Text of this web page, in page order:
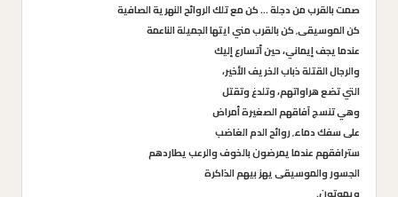
صمت بالقرب من دجلة … كن مع تلك الروائح النهرية الصافية
كن الموسيقى٬ كن بالقرب مني ايتها الجميلة الناعمة
عندما يجف إيماني، حين أتسارع إليك
والرجال القتلة ذباب الخريف الأخير،
التي تضع هراواتهم، وتلدغ وتقتل
وهي تنسج آفاقهم الصغيرة أمراض
على سفك دماء٬ روائح الدم الغاضب
سترافقهم عندما يمرضون بالخوف والرعب يطاردهم
الجسور والموسيقى يهز بيهم الذاكرة
ويموتون.